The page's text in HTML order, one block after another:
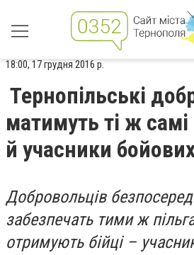
18:00, 17 грудня 2016 р.
Тернопільські
матимуть ті ж
й учасники
Добровольців
забезпечать тими ж
отримують бійці –